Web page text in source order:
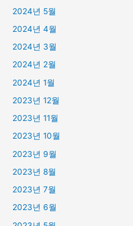
2024년 5월
2024년 4월
2024년 3월
2024년 2월
2024년 1월
2023년 12월
2023년 11월
2023년 10월
2023년 9월
2023년 8월
2023년 7월
2023년 6월